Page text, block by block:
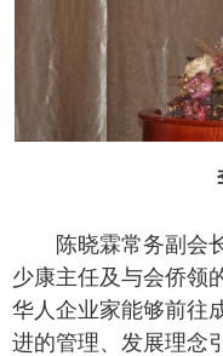
陈晓霖常务副会
少康主任及与会侨领
华人企业家能够前往
进的管理、发展理念